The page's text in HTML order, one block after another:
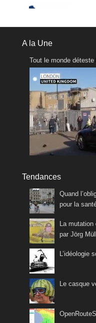
A la Une
Tout le monde déteste
Tendances
Quand
pour la
La
par Jörg
L’idéologie
Le casque